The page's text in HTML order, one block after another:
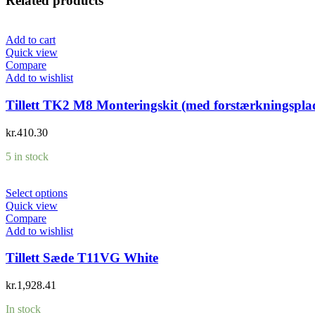
Add to cart
Quick view
Compare
Add to wishlist
Tillett TK2 M8 Monteringskit (med
kr.410.30
5 in stock
Select options
Quick view
Compare
Add to wishlist
Tillett Sæde T11VG White
kr.1,928.41
In stock